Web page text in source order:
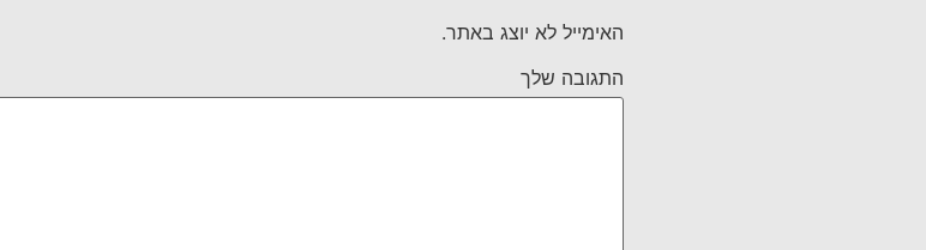
האימייל לא יוצג באתר.
התגובה שלך